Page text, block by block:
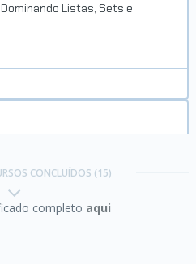
Dominando Listas, Sets e
CONCLUÍDOS (15)
completo aqui